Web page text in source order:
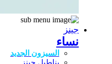
جينز
نساء
السيزون الجديد
بناطيل جينز